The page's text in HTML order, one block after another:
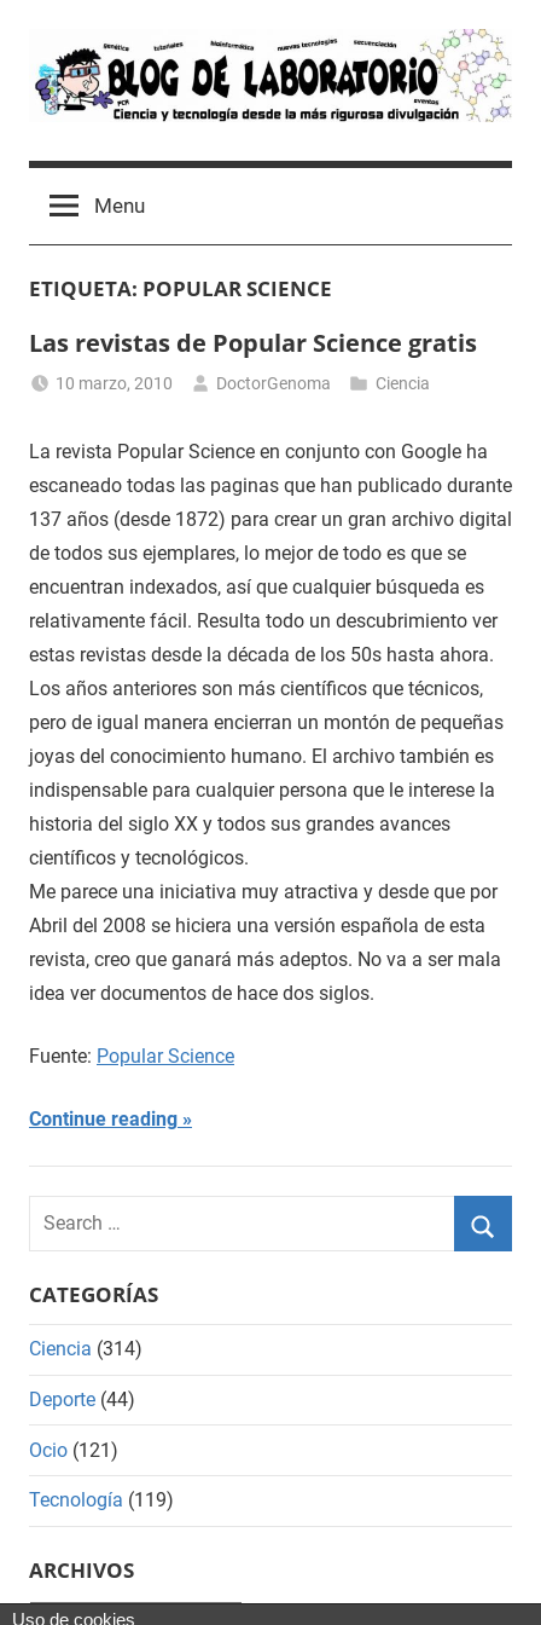
content
Blog
de
Laboratorio
Tutoriales,
Ocio
un
Laboratorio
Menu
ETIQUETA: POPULAR SCIENCE
Las revistas de Popular Science gratis
10 marzo, 2010 DoctorGenoma Ciencia
La revista Popular Science en conjunto con Google ha
escaneado todas las paginas que han publicado durante
137 años (desde 1872) para crear un gran archivo digital
de todos sus ejemplares, lo mejor de todo es que se
encuentran indexados, así que cualquier búsqueda es
relativamente fácil. Resulta todo un descubrimiento ver
estas revistas desde la década de los 50s hasta ahora.
Los años anteriores son más científicos que técnicos,
pero de igual manera encierran un montón de pequeñas
joyas del conocimiento humano. El archivo también es
indispensable para cualquier persona que le interese la
historia del siglo XX y todos sus grandes avances
científicos y tecnológicos.
Me parece una iniciativa muy atractiva y desde que por
Abril del 2008 se hiciera una versión española de esta
revista, creo que ganará más adeptos. No va a ser mala
idea ver documentos de hace dos siglos.
Fuente: Popular Science
Continue reading
Search
for:
CATEGORÍAS
Ciencia (314)
Deporte (44)
Ocio (121)
Tecnología (119)
ARCHIVOS
Archivos
Uso de cookies